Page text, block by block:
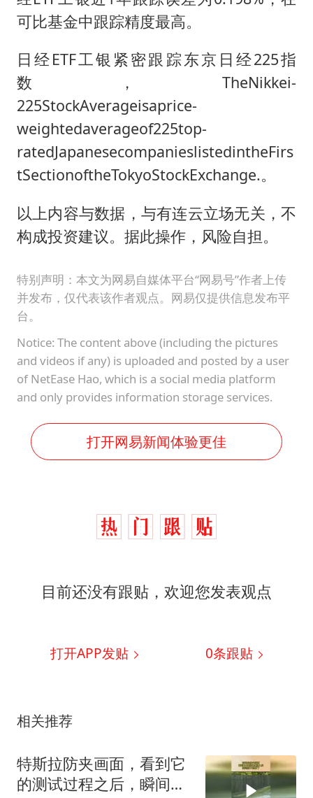
可比基金中跟踪精度最高。
日经ETF工银紧密跟踪东京日经225指
数，TheNikkei-
225StockAverageisaprice-
weightedaverageof225top-
ratedJapanesecompanieslistedintheFirs
tSectionoftheTokyoStockExchange.。
以上内容与数据，与有连云立场无关，不
构成投资建议。据此操作，风险自担。
特别声明：本文为网易自媒体平台“网易号”作者上传
并发布，仅代表该作者观点。网易仅提供信息发布平
台。
Notice: The content above (including the pictures
and videos if any) is uploaded and posted by a user
of NetEase Hao, which is a social media platform
and only provides information storage services.
打开网易新闻体验更佳
目前还没有跟贴，欢迎您发表观点
打开APP发贴 0条跟贴
相关推荐
特斯拉防夹画面，看到它
的测试过程之后，瞬间就